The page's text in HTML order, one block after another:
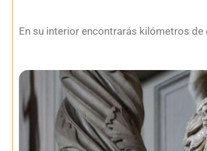
En su interior encontrarás kilómetros